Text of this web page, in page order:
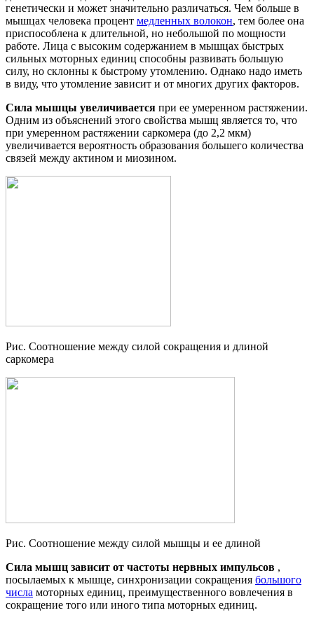
генетически и может значительно различаться. Чем больше в
мышцах человека процент медленных волокон, тем более она
приспособлена к длительной, но небольшой по мощности
работе. Лица с высоким содержанием в мышцах быстрых
сильных моторных единиц способны развивать большую
силу, но склонны к быстрому утомлению. Однако надо иметь
в виду, что утомление зависит и от многих других факторов.
Сила мышцы увеличивается при ее умеренном растяжении.
Одним из объяснений этого свойства мышц является то, что
при умеренном растяжении саркомера (до 2,2 мкм)
увеличивается вероятность образования большего количества
связей между актином и миозином.
Рис. Соотношение между силой сокращения и длиной
саркомера
Рис. Соотношение между силой мышцы и ее длиной
Сила мышц зависит от частоты нервных импульсов ,
посылаемых к мышце, синхронизации сокращения большого
числа моторных единиц, преимущественного вовлечения в
сокращение того или иного типа моторных единиц.